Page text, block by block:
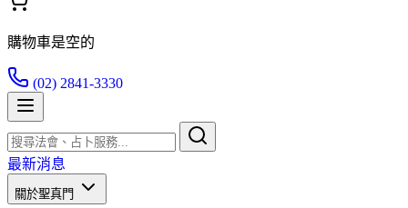
購物車是空的
(02) 2841-3330
最新消息
關於聖真門